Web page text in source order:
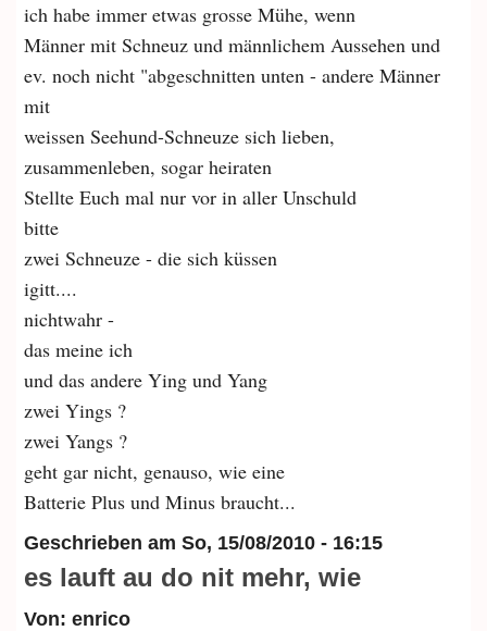
ich habe immer etwas grosse Mühe, wenn
Männer mit Schneuz und männlichem Aussehen und
ev. noch nicht "abgeschnitten unten - andere Männer
mit
weissen Seehund-Schneuze sich lieben,
zusammenleben, sogar heiraten
Stellte Euch mal nur vor in aller Unschuld
bitte
zwei Schneuze - die sich küssen
igitt....
nichtwahr -
das meine ich
und das andere Ying und Yang
zwei Yings ?
zwei Yangs ?
geht gar nicht, genauso, wie eine
Batterie Plus und Minus braucht...
Geschrieben am So, 15/08/2010 - 16:15
es lauft au do nit mehr, wie
Von: enrico